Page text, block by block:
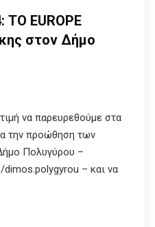
ΤΟ EUROPE
στον Δήμο
να παρευρεθούμε στα
την προώθηση των
Πολυγύρου –
– και να